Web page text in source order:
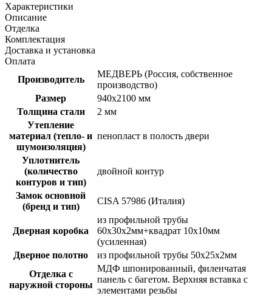
Характеристики
Описание
Отделка
Комплектация
Доставка и установка
Оплата
Производитель
МЕДВЕРЬ (Россия, собственное
производство)
Размер
940х2100 мм
Толщина стали
2 мм
Утепление
материал (тепло- и
шумоизоляция)
пенопласт в полость двери
Уплотнитель
(количество
контуров и тип)
двойной контур
Замок основной
(бренд и тип)
CISA 57986 (Италия)
Дверная коробка
из профильной трубы
60х30х2мм+квадрат 10х10мм
(усиленная)
Дверное полотно
из профильной трубы 50х25х2мм
Отделка с
наружной стороны
МДФ шпонированный, филенчатая
панель с багетом. Верхняя вставка с
элементами резьбы